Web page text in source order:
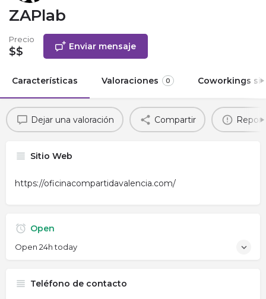
ZAPlab
Precio
$$ Enviar mensaje
Características Valoraciones 0 Coworkings
Dejar una valoración Compartir
Sitio Web
https://oficinacompartidavalencia.com/
Open
Open 24h today
Teléfono de contacto